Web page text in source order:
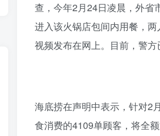
查，今年2月24日凌晨，外省
进入该火锅店包间内用餐，
视频发布在网上。目前，警方
海底捞在声明中表示，针对2
食消费的4109单顾客，将全